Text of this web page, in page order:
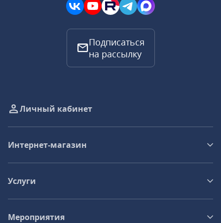
Подписаться
на рассылку
Личный кабинет
Интернет-магазин
Услуги
Мероприятия